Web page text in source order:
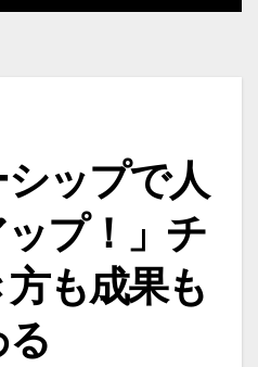
シップで人
プ！」チ
も成果も